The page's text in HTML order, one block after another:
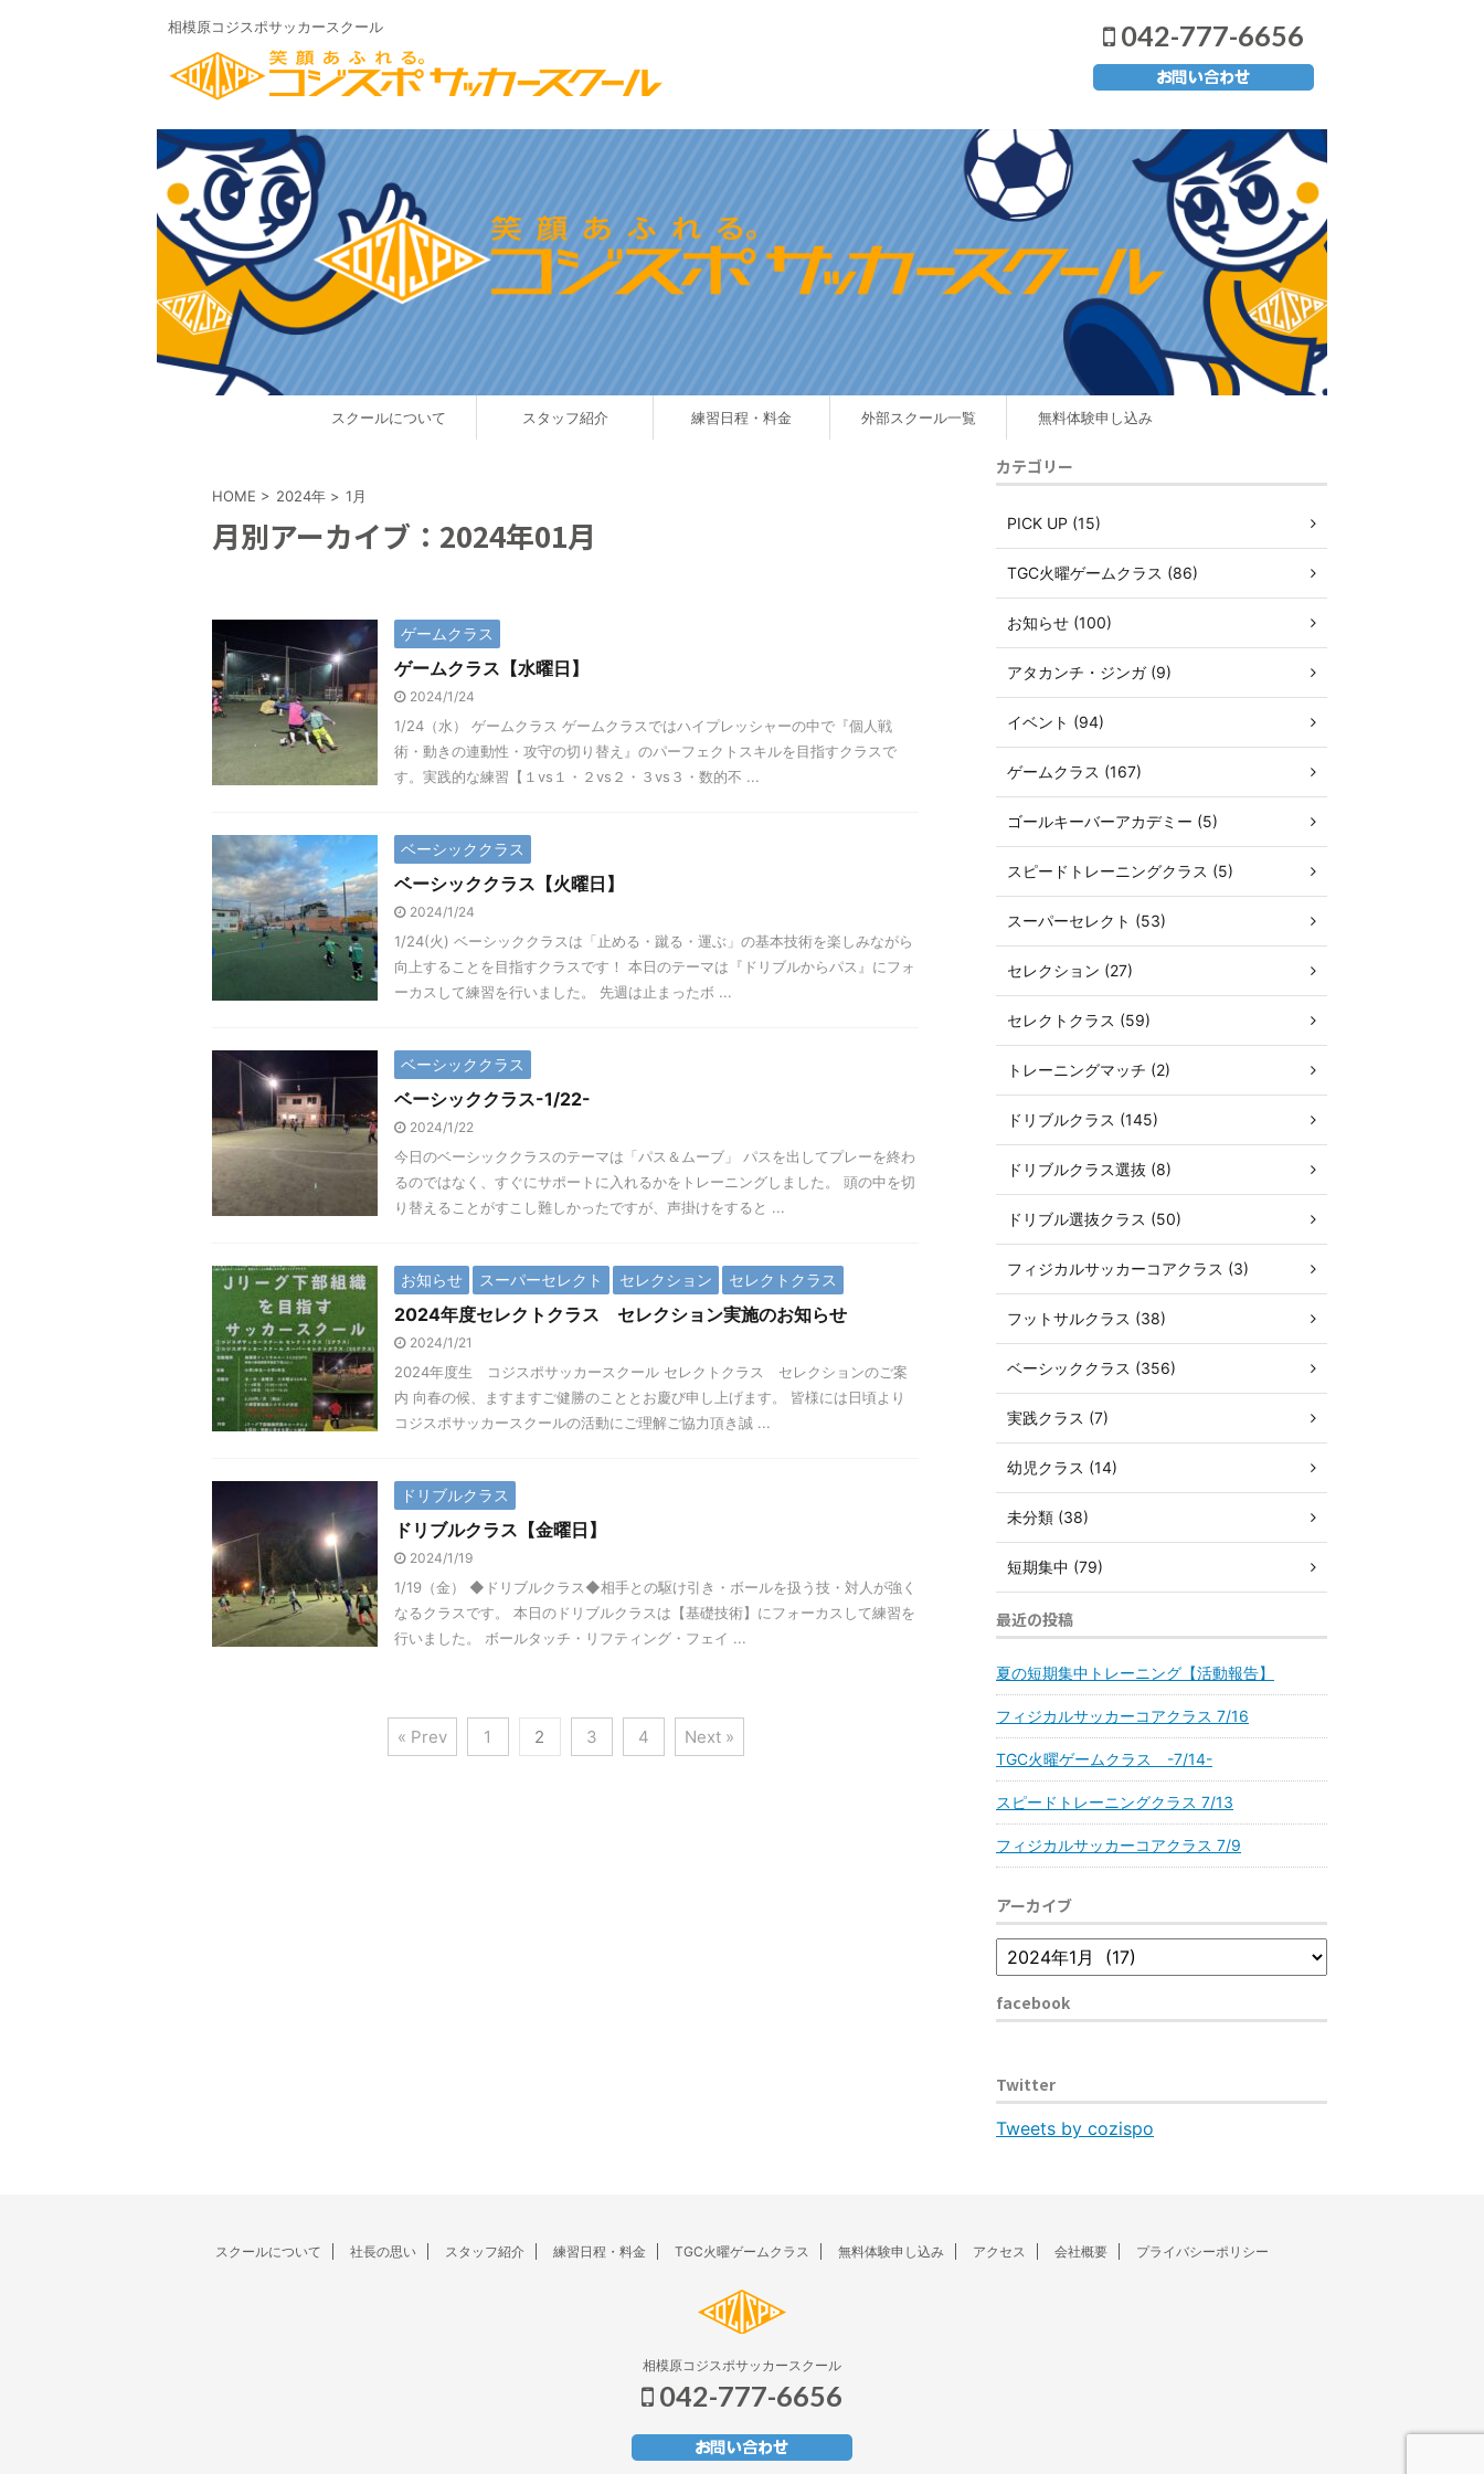
相模原コジスポサッカースクール 042-777-6656
スクールについて スタッフ紹介 練習日程・料金 外部スクール一覧 無料体験申し込み
HOME > 2024年 > 1月
月別アーカイブ：2024年01月
ゲームクラス
ゲームクラス【水曜日】
2024/1/24
1/24（水） ゲームクラス ゲームクラスではハイプレッシャーの中で『個人戦
術・動きの連動性・攻守の切り替え』のパーフェクトスキルを目指すクラスで
す。実践的な練習【１vs１・２vs２・３vs３・数的不 ...
ベーシッククラス
ベーシッククラス【火曜日】
2024/1/24
1/24(火) ベーシッククラスは「止める・蹴る・運ぶ」の基本技術を楽しみながら
向上することを目指すクラスです！ 本日のテーマは『ドリブルからパス』にフォ
ーカスして練習を行いました。 先週は止まったボ ...
ベーシッククラス
ベーシッククラス-1/22-
2024/1/22
今日のベーシッククラスのテーマは「パス＆ムーブ」 パスを出してプレーを終わ
るのではなく、すぐにサポートに入れるかをトレーニングしました。 頭の中を切
り替えることがすこし難しかったですが、声掛けをすると ...
お知らせ スーパーセレクト セレクション セレクトクラス
2024年度セレクトクラス セレクション実施のお知らせ
2024/1/21
2024年度生 コジスポサッカースクール セレクトクラス セレクションのご案
内 向春の候、ますますご健勝のこととお慶び申し上げます。 皆様には日頃より
コジスポサッカースクールの活動にご理解ご協力頂き誠 ...
ドリブルクラス
ドリブルクラス【金曜日】
2024/1/19
1/19（金） ◆ドリブルクラス◆相手との駆け引き・ボールを扱う技・対人が強く
なるクラスです。 本日のドリブルクラスは【基礎技術】にフォーカスして練習を
行いました。 ボールタッチ・リフティング・フェイ ...
« Prev 1 2 3 4 Next »
カテゴリー
PICK UP (15)
TGC火曜ゲームクラス (86)
お知らせ (100)
アタカンチ・ジンガ (9)
イベント (94)
ゲームクラス (167)
ゴールキーバーアカデミー (5)
スピードトレーニングクラス (5)
スーパーセレクト (53)
セレクション (27)
セレクトクラス (59)
トレーニングマッチ (2)
ドリブルクラス (145)
ドリブルクラス選抜 (8)
ドリブル選抜クラス (50)
フィジカルサッカーコアクラス (3)
フットサルクラス (38)
ベーシッククラス (356)
実践クラス (7)
幼児クラス (14)
未分類 (38)
短期集中 (79)
最近の投稿
夏の短期集中トレーニング【活動報告】
フィジカルサッカーコアクラス 7/16
TGC火曜ゲームクラス -7/14-
スピードトレーニングクラス 7/13
フィジカルサッカーコアクラス 7/9
アーカイブ
facebook
Twitter
Tweets by cozispo
スクールについて 社長の思い スタッフ紹介 練習日程・料金 TGC火曜ゲームクラス 無料体験申し込み アクセス 会社概要 プライバシーポリシー
相模原コジスポサッカースクール
042-777-6656